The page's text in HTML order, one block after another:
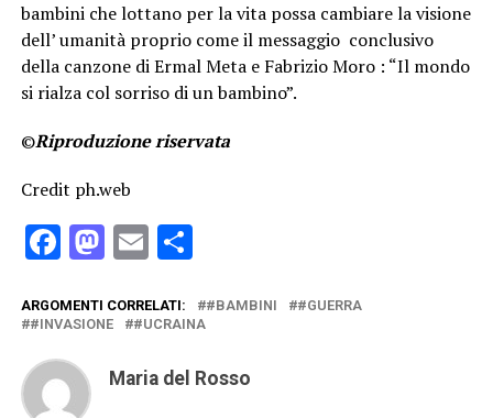
bambini che lottano per la vita possa cambiare la visione
dell’ umanità proprio come il messaggio conclusivo
della canzone di Ermal Meta e Fabrizio Moro : “Il mondo
si rialza col sorriso di un bambino”.
©Riproduzione riservata
Credit ph.web
Facebook
Mastodon
EmailCondividi
ARGOMENTI CORRELATI: #BAMBINI
#GUERRA
#INVASIONE
#UCRAINA
Maria del Rosso